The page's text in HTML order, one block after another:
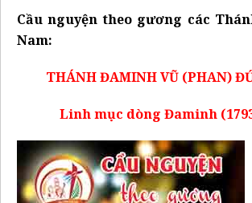
Cầu nguyện theo gương các
Nam:
THÁNH ĐAMINH VŨ (PHAN)
Linh mục dòng Đaminh